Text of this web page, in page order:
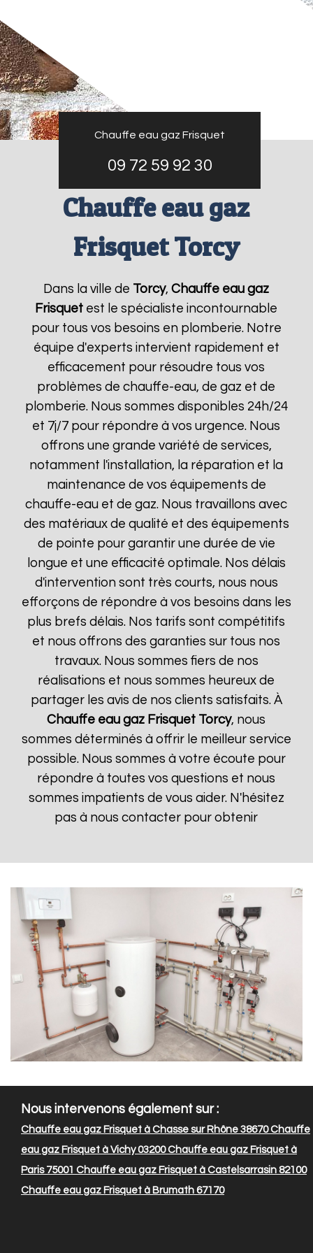
Chauffe eau gaz Frisquet
09 72 59 92 30
Chauffe eau gaz
Frisquet Torcy
Dans la ville de Torcy,Chauffe eau gaz
Frisquet est le spécialiste incontournable
pour tous vos besoins en plomberie. Notre
équipe d'experts intervient rapidement et
efficacement pour résoudre tous vos
problèmes de chauffe-eau, de gaz et de
plomberie. Nous sommes disponibles 24h/24
et 7j/7 pour répondre à vos urgence. Nous
offrons une grande variété de services,
notamment l'installation, la réparation et la
maintenance de vos équipements de
chauffe-eau et de gaz. Nous travaillons avec
des matériaux de qualité et des équipements
de pointe pour garantir une durée de vie
longue et une efficacité optimale. Nos délais
d'intervention sont très courts, nous nous
efforçons de répondre à vos besoins dans les
plus brefs délais. Nos tarifs sont compétitifs
et nous offrons des garanties sur tous nos
travaux. Nous sommes fiers de nos
réalisations et nous sommes heureux de
partager les avis de nos clients satisfaits. À
Chauffe eau gaz Frisquet Torcy, nous
sommes déterminés à offrir le meilleur service
possible. Nous sommes à votre écoute pour
répondre à toutes vos questions et nous
sommes impatients de vous aider. N'hésitez
pas à nous contacter pour obtenir
Nous intervenons également sur :
Chauffe eau gaz Frisquet à Chasse sur Rhône 38670Chauffe
eau gaz Frisquet à Vichy 03200Chauffe eau gaz Frisquet à
Paris 75001 Chauffe eau gaz Frisquet à Castelsarrasin 82100
Chauffe eau gaz Frisquet à Brumath 67170